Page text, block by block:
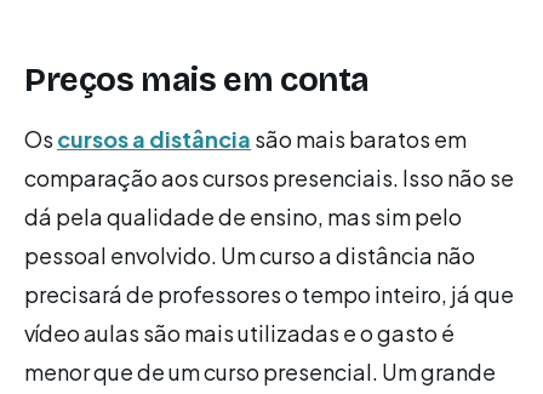
Preços mais em conta
Os cursos a distância são mais baratos em
comparação aos cursos presenciais. Isso não se
dá pela qualidade de ensino, mas sim pelo
pessoal envolvido. Um curso a distância não
precisará de professores o tempo inteiro, já que
vídeo aulas são mais utilizadas e o gasto é
menor que de um curso presencial. Um grande